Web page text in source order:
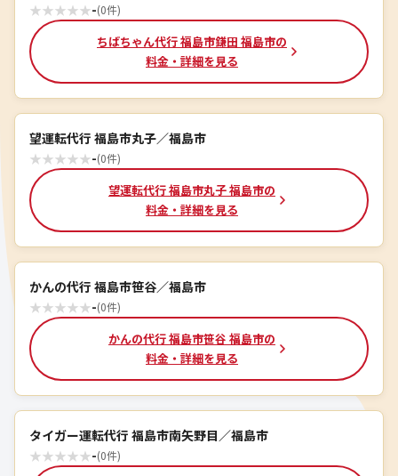
★★★★★-(0件)
ちばちゃん代行 福島市鎌田 福島市の
料金・詳細を見る
望運転代行 福島市丸子／福島市
★★★★★-(0件)
望運転代行 福島市丸子 福島市の
料金・詳細を見る
かんの代行 福島市笹谷／福島市
★★★★★-(0件)
かんの代行 福島市笹谷 福島市の
料金・詳細を見る
タイガー運転代行 福島市南矢野目／福島市
★★★★★-(0件)